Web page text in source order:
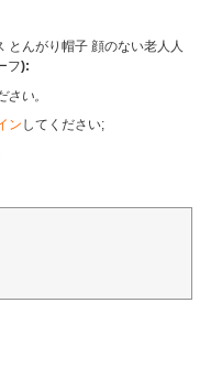
とんがり帽子 顔のない老人人
フ):
い。
ン してください;